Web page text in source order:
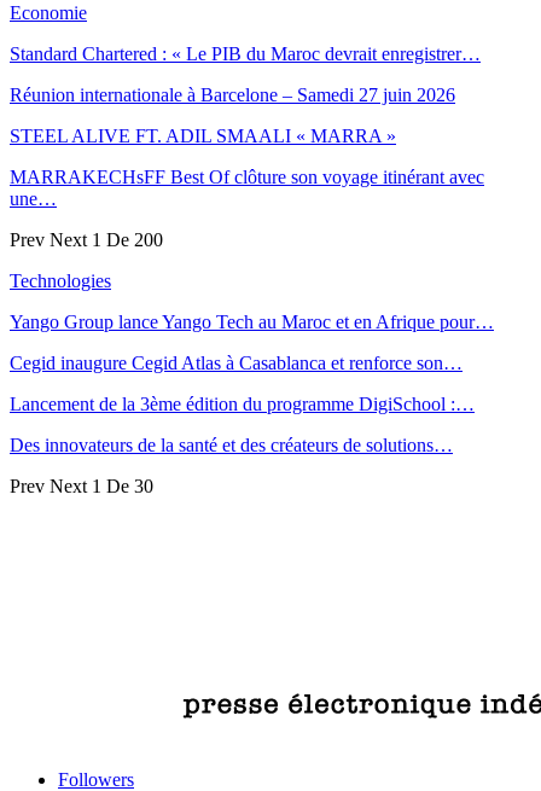
Economie
Standard Chartered : « Le PIB du Maroc devrait enregistrer…
Réunion internationale à Barcelone – Samedi 27 juin 2026
STEEL ALIVE FT. ADIL SMAALI « MARRA »
MARRAKECHsFF Best Of clôture son voyage itinérant avec
une…
Prev Next 1 De 200
Technologies
Yango Group lance Yango Tech au Maroc et en Afrique pour…
Cegid inaugure Cegid Atlas à Casablanca et renforce son…
Lancement de la 3ème édition du programme DigiSchool :…
Des innovateurs de la santé et des créateurs de solutions…
Prev Next 1 De 30
Followers